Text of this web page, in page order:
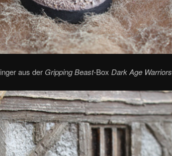
aus der Gripping Beast-BoxDark Age Warriors